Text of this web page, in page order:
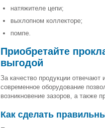
натяжителе цепи;
выхлопном коллекторе;
помпе.
Приобретайте
выгодой
За качество продукции
современное оборудование
возникновение зазоров, а также
Как сделать